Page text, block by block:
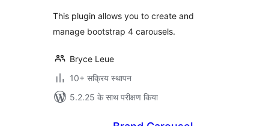
This plugin allows you to create and
manage bootstrap 4 carousels.
Bryce Leue
10+ सक्रिय स्थापन
5.2.25 के साथ परीक्षण किया